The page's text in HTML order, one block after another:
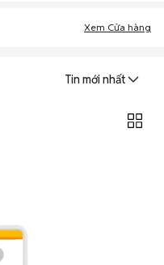
Xem Cửa hàng
Tin mới nhất